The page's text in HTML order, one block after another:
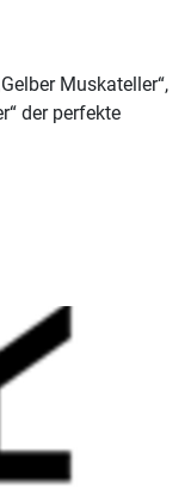
Muskateller“,
der perfekte